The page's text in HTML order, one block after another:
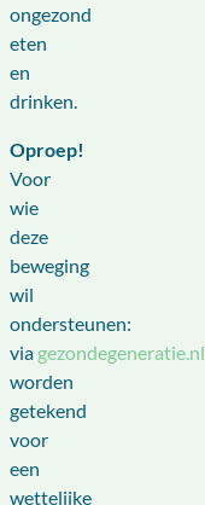
ongezond
eten
en
drinken.
Oproep!
Voor
wie
deze
beweging
wil
ondersteunen:
via gezondegeneratie.nl
worden
getekend
voor
een
wettelijke